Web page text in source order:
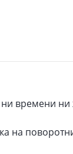
ни времени
на